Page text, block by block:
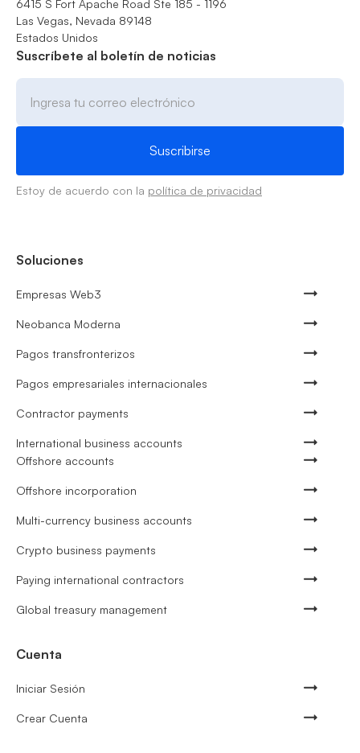
6415 S Fort Apache Road Ste 185 - 1196
Las Vegas, Nevada 89148
Estados Unidos
Suscríbete al boletín de noticias
Estoy de acuerdo con la política de privacidad
Soluciones
Empresas Web3
Neobanca Moderna
Pagos transfronterizos
Pagos empresariales internacionales
Contractor payments
International business accounts
Offshore accounts
Offshore incorporation
Multi-currency business accounts
Crypto business payments
Paying international contractors
Global treasury management
Cuenta
Iniciar Sesión
Crear Cuenta